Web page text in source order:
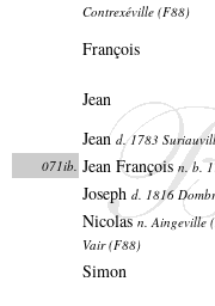
Contrexéville (F88)
François
Jean
Jean d. 1783
071ib. Jean François n. b.
Joseph d. 1816
Nicolas n. Aingeville
Vair (F88)
Simon